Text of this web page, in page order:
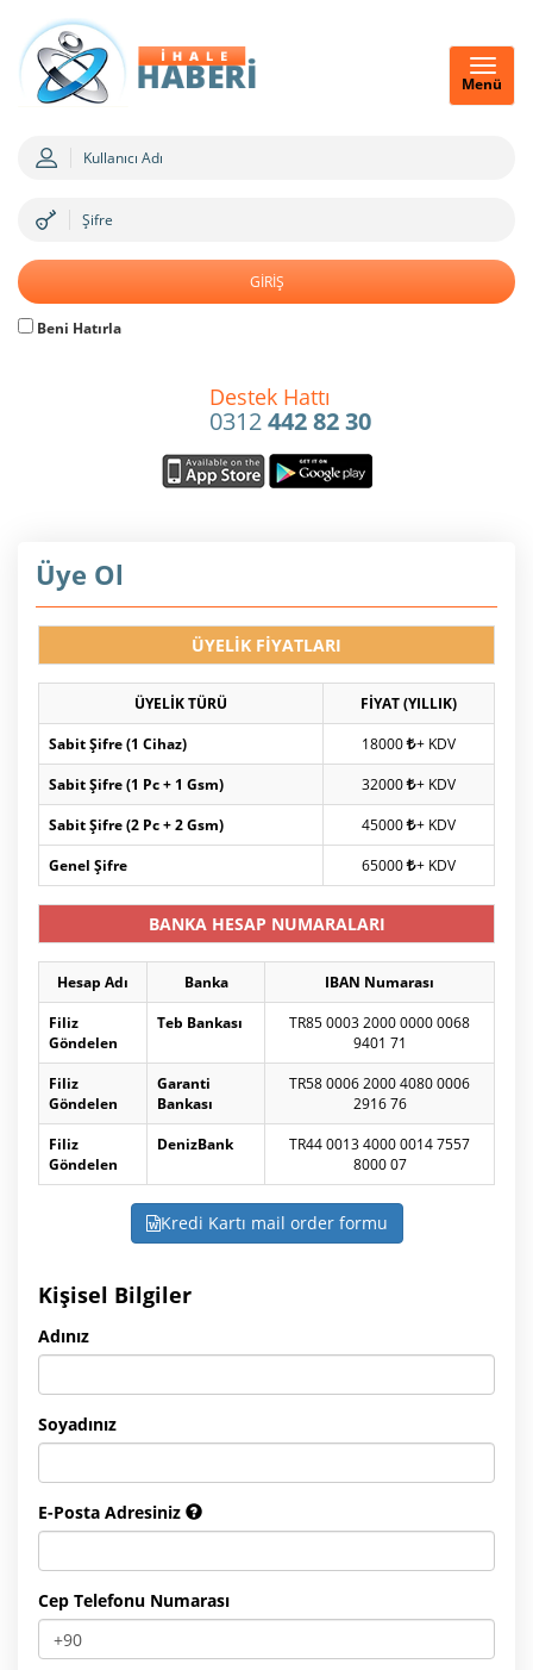
Menü
Beni Hatırla
Destek Hattı
0312442 82 30
Üye Ol
ÜYELİK FİYATLARI
ÜYELİK TÜRÜ
FİYAT (YILLIK)
Sabit Şifre (1 Cihaz)
18000 + KDV
Sabit Şifre (1 Pc + 1 Gsm)
32000 + KDV
Sabit Şifre (2 Pc + 2 Gsm)
45000 + KDV
Genel Şifre
65000 + KDV
BANKA HESAP NUMARALARI
Hesap Adı Banka
IBAN Numarası
Filiz
Göndelen
Teb Bankası
TR85 0003 2000 0000 0068
9401 71
Filiz
Göndelen
Garanti
Bankası
TR58 0006 2000 4080 0006
2916 76
Filiz
Göndelen
DenizBank
TR44 0013 4000 0014 7557
8000 07
Kredi Kartı mail order formu
Kişisel Bilgiler
Adınız
Soyadınız
E-Posta Adresiniz
Cep Telefonu Numarası